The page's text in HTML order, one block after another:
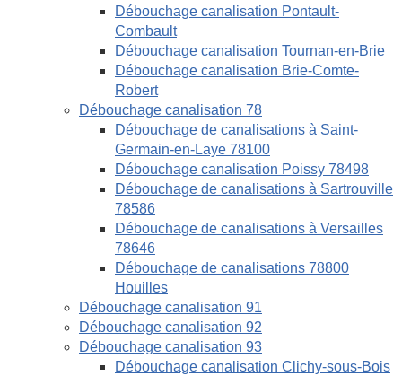
Débouchage canalisation Pontault-
Combault
Débouchage canalisation Tournan-en-Brie
Débouchage canalisation Brie-Comte-
Robert
Débouchage canalisation 78
Débouchage de canalisations à Saint-
Germain-en-Laye 78100
Débouchage canalisation Poissy 78498
Débouchage de canalisations à Sartrouville
78586
Débouchage de canalisations à Versailles
78646
Débouchage de canalisations 78800
Houilles
Débouchage canalisation 91
Débouchage canalisation 92
Débouchage canalisation 93
Débouchage canalisation Clichy-sous-Bois